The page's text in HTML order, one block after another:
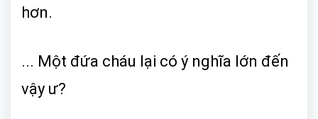
hơn.
... Một đứa cháu lại có ý nghĩa lớn đến
vậy ư?